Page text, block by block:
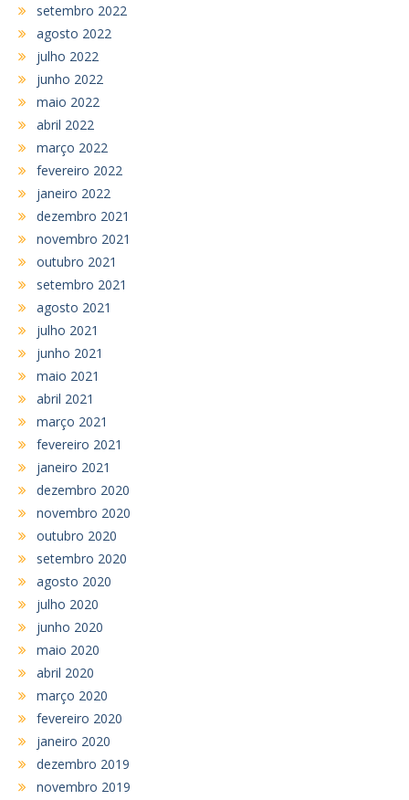
setembro 2022
agosto 2022
julho 2022
junho 2022
maio 2022
abril 2022
março 2022
fevereiro 2022
janeiro 2022
dezembro 2021
novembro 2021
outubro 2021
setembro 2021
agosto 2021
julho 2021
junho 2021
maio 2021
abril 2021
março 2021
fevereiro 2021
janeiro 2021
dezembro 2020
novembro 2020
outubro 2020
setembro 2020
agosto 2020
julho 2020
junho 2020
maio 2020
abril 2020
março 2020
fevereiro 2020
janeiro 2020
dezembro 2019
novembro 2019